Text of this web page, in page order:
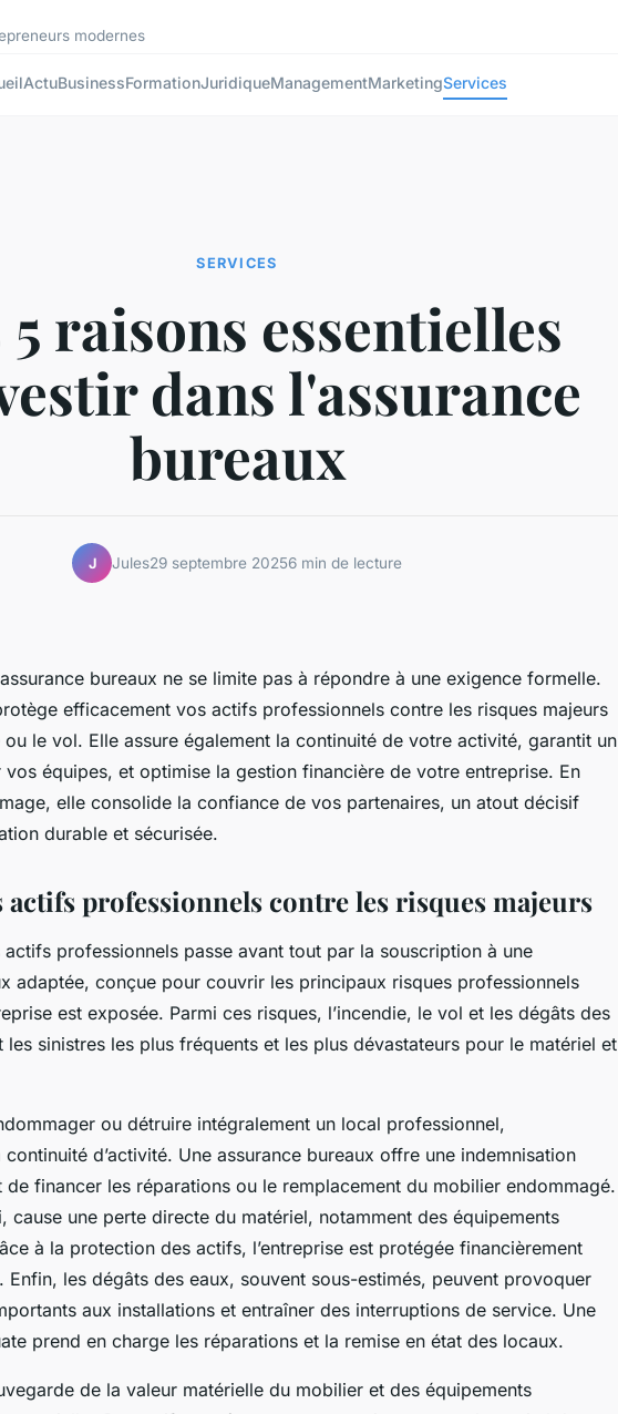
modernes
ActuBusinessFormationJuridiqueManagementMarketingServices
SERVICES
5 raisons essentielles
dans l'assurance
bureaux
J Jules29 septembre 20256 min de lecture
bureaux ne se limite pas à répondre à une exigence formelle.
efficacement vos actifs professionnels contre les risques majeurs
ou le vol. Elle assure également la continuité de votre activité, garantit un
équipes, et optimise la gestion financière de votre entreprise. En
elle consolide la confiance de vos partenaires, un atout décisif
durable et sécurisée.
actifs professionnels contre les risques majeurs
professionnels passe avant tout par la souscription à une
adaptée, conçue pour couvrir les principaux risques professionnels
est exposée. Parmi ces risques, l’incendie, le vol et les dégâts des
les sinistres les plus fréquents et les plus dévastateurs pour le matériel et
ou détruire intégralement un local professionnel,
d’activité. Une assurance bureaux offre une indemnisation
de financer les réparations ou le remplacement du mobilier endommagé.
cause une perte directe du matériel, notamment des équipements
à la protection des actifs, l’entreprise est protégée financièrement
Enfin, les dégâts des eaux, souvent sous-estimés, peuvent provoquer
aux installations et entraîner des interruptions de service. Une
prend en charge les réparations et la remise en état des locaux.
de la valeur matérielle du mobilier et des équipements